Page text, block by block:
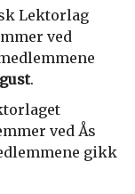
Lektorlag
ved
.
ved Ås
gikk